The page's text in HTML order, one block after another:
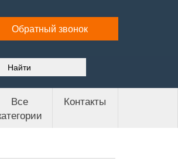
Обратный звонок
Все
Контакты